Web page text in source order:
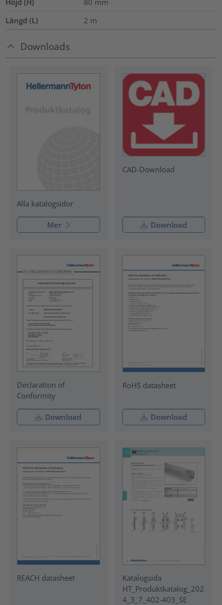
Höjd (H) 80 mm
Längd (L)
2 m
Downloads
Alla katalogsidor
Mer
CAD-Download
Download
Declaration of
Conformity
Download
RoHS datasheet
Download
REACH datasheet
Katalogsida
HT_Produktkatalog_202
4_3_7_402-403_SE